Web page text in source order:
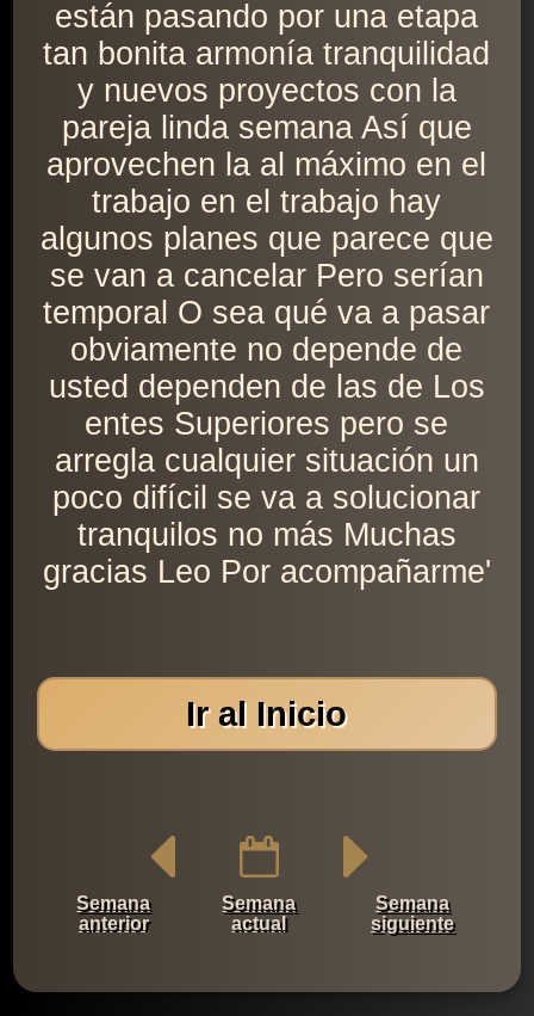
están pasando por una etapa
tan bonita armonía tranquilidad
y nuevos proyectos con la
pareja linda semana Así que
aprovechen la al máximo en el
trabajo en el trabajo hay
algunos planes que parece que
se van a cancelar Pero serían
temporal O sea qué va a pasar
obviamente no depende de
usted dependen de las de Los
entes Superiores pero se
arregla cualquier situación un
poco difícil se va a solucionar
tranquilos no más Muchas
gracias Leo Por acompañarme'
Ir al Inicio
Semana
anterior
Semana
actual
Semana
siguiente